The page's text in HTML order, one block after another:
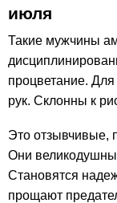
июля
Такие мужчины
процветание. Для
рук. Склонны к
Это отзывчивые,
Они
Становятся
прощают